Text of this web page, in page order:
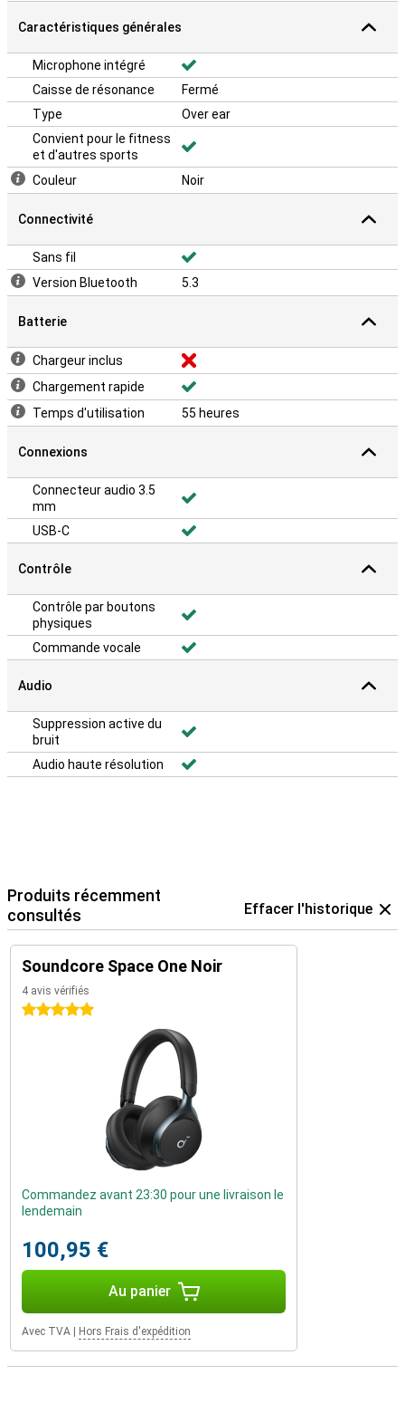
Caractéristiques générales
Microphone intégré
Caisse de résonance
Fermé
Type
Over ear
Convient pour le fitness
et d'autres sports
Couleur
Noir
Connectivité
Sans fil
Version Bluetooth
5.3
Batterie
Chargeur inclus
Chargement rapide
Temps d'utilisation
55 heures
Connexions
Connecteur audio 3.5
mm
USB-C
Contrôle
Contrôle par boutons
physiques
Commande vocale
Audio
Suppression active du
bruit
Audio haute résolution
Produits récemment
consultés
Effacer l'historique
Soundcore Space One Noir
4 avis vérifiés
5 étoiles
Commandez avant 23:30 pour une livraison le
lendemain
100,95 €
Au panier
Avec TVA Hors Frais d'expédition